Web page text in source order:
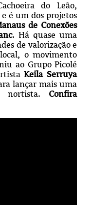
do Leão,
é um dos projetos
de Conexões
. Há quase uma
de valorização e
o movimento
ao Grupo Picolé
Keila Serruya
lançar mais uma
nortista. Confira